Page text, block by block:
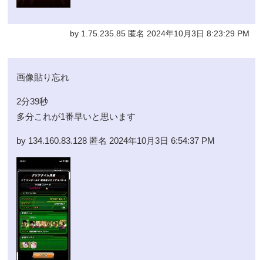
by 1.75.235.85 匿名 2024年10月3日 8:23:29 PM
画像貼り忘れ
2分39秒
多分これが1番早いと思います
by 134.160.83.128 匿名 2024年10月3日 6:54:37 PM